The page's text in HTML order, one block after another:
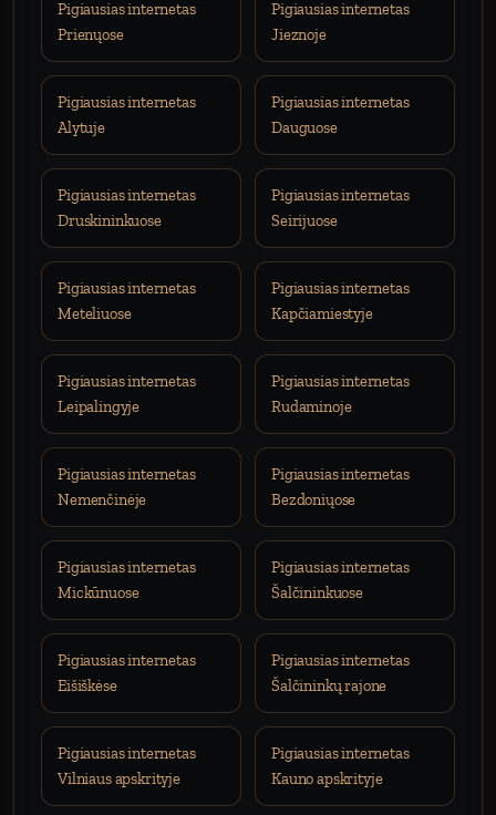
Pigiausias internetas
Prienųose
Pigiausias internetas
Jieznoje
Pigiausias internetas
Alytuje
Pigiausias internetas
Dauguose
Pigiausias internetas
Druskininkuose
Pigiausias internetas
Seirijuose
Pigiausias internetas
Meteliuose
Pigiausias internetas
Kapčiamiestyje
Pigiausias internetas
Leipalingyje
Pigiausias internetas
Rudaminoje
Pigiausias internetas
Nemenčinėje
Pigiausias internetas
Bezdoniųose
Pigiausias internetas
Mickūnuose
Pigiausias internetas
Šalčininkuose
Pigiausias internetas
Eišiškėse
Pigiausias internetas
Šalčininkų rajone
Pigiausias internetas
Vilniaus apskrityje
Pigiausias internetas
Kauno apskrityje